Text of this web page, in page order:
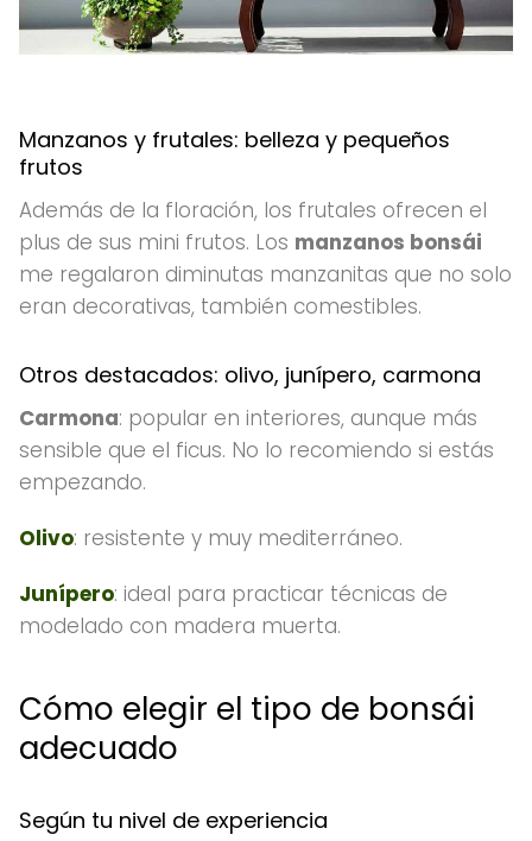
Manzanos y frutales: belleza y pequeños
frutos
Además de la floración, los frutales ofrecen el
plus de sus mini frutos. Los manzanos bonsái
me regalaron diminutas manzanitas que no solo
eran decorativas, también comestibles.
Otros destacados: olivo, junípero, carmona
Carmona: popular en interiores, aunque más
sensible que el ficus. No lo recomiendo si estás
empezando.
Olivo: resistente y muy mediterráneo.
Junípero: ideal para practicar técnicas de
modelado con madera muerta.
Cómo elegir el tipo de bonsái
adecuado
Según tu nivel de experiencia